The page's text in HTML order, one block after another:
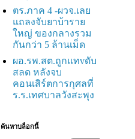
ตร.ภาค 4 -ผวจ.เลย
แถลงจับยาบ้าราย
ใหญ่ ของกลางรวม
กันกว่า 5 ล้านเม็ด
ผอ.รพ.สต.ถูกแทvดับ
สลด หลังจบ
คอนเสิร์ตการกุศลที่
ร.ร.เทศบาลวังสะพุง
ค้นหาบล็อกนี้